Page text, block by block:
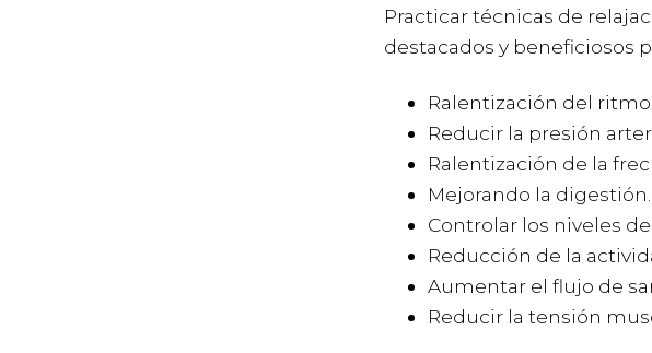
Practicar técnicas de
destacados y beneficiosos
Ralentización del ritmo
Reducir la presión
Ralentización de la
Mejorando la digestión.
Controlar los niveles
Reducción de la
Aumentar el flujo de
Reducir la tensión